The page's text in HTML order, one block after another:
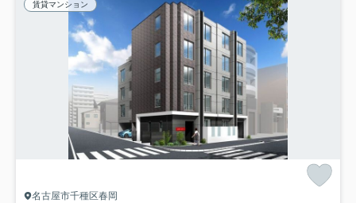
賃貸マンション
名古屋市千種区春岡